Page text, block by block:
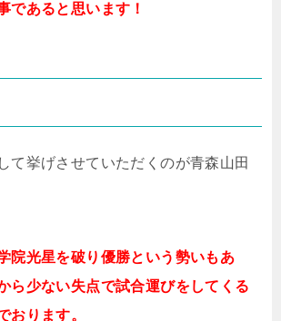
であると思います！
て挙げさせていただくのが青森山田
院光星を破り優勝という勢いもあ
ら少ない失点で試合運びをしてくる
おります。